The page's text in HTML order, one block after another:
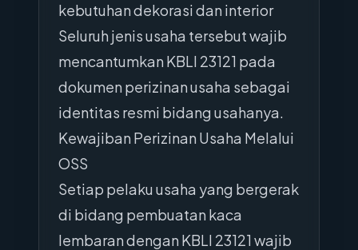
kebutuhan dekorasi dan interior
Seluruh jenis usaha tersebut wajib
mencantumkan KBLI 23121 pada
dokumen perizinan usaha sebagai
identitas resmi bidang usahanya.
Kewajiban Perizinan Usaha Melalui
OSS
Setiap pelaku usaha yang bergerak
di bidang pembuatan kaca
lembaran dengan KBLI 23121 wajib